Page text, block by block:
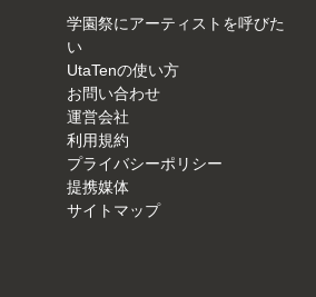
学園祭にアーティストを呼びた
い
UtaTenの使い方
お問い合わせ
運営会社
利用規約
プライバシーポリシー
提携媒体
サイトマップ